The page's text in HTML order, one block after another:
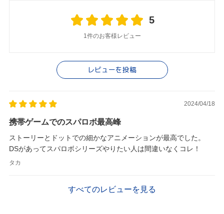
5
1件のお客様レビュー
レビューを投稿
2024/04/18
携帯ゲームでのスパロボ最高峰
ストーリーとドットでの細かなアニメーションが最高でした。
DSがあってスパロボシリーズやりたい人は間違いなくコレ！
タカ
すべてのレビューを見る